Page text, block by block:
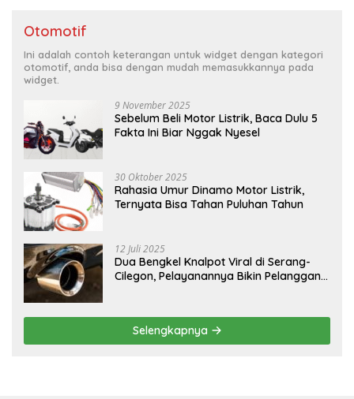
Otomotif
Ini adalah contoh keterangan untuk widget dengan kategori
otomotif, anda bisa dengan mudah memasukkannya pada
widget.
9 November 2025
Sebelum Beli Motor Listrik, Baca Dulu 5
Fakta Ini Biar Nggak Nyesel
30 Oktober 2025
Rahasia Umur Dinamo Motor Listrik,
Ternyata Bisa Tahan Puluhan Tahun
12 Juli 2025
Dua Bengkel Knalpot Viral di Serang-
Cilegon, Pelayanannya Bikin Pelanggan
Selengkapnya